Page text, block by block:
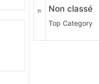
Non classé
Top Category